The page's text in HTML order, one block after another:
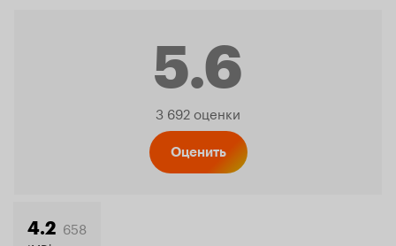
5.6
Рейтинг
3 692 оценки
Оценить
4.2 658